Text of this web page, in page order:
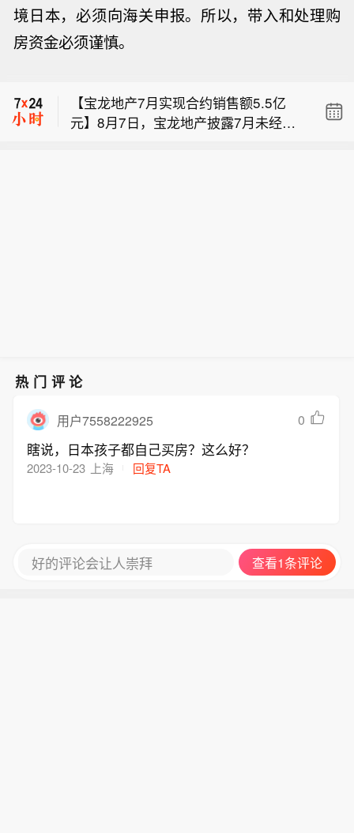
境日本，必须向海关申报。所以，带入和处理购
房资金必须谨慎。
台最新进展。该公司Vera Rubin NVL72
正全面加速量产，目前已有机架部署在
【宝龙地产7月实现合约销售额5.5亿
元】8月7日，宝龙地产披露7月未经审
万元罚款，翁小燕被给予警告。
热门评论
用户7558222925 0
瞎说，日本孩子都自己买房？这么好？
2023-10-23 上海 回复TA
好的评论会让人崇拜 查看1条评论